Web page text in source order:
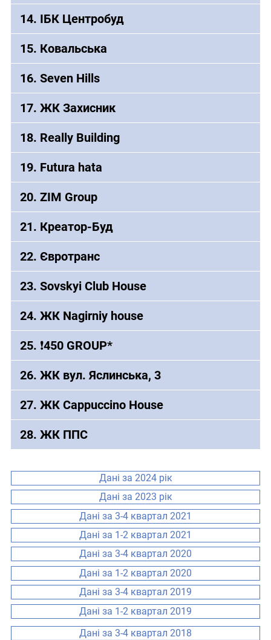
Дані за 2024 рік
Дані за 2023 рік
Дані за 3-4 квартал 2021
Дані за 1-2 квартал 2021
Дані за 3-4 квартал 2020
Дані за 1-2 квартал 2020
Дані за 3-4 квартал 2019
Дані за 1-2 квартал 2019
Дані за 3-4 квартал 2018
14. ІБК Центробуд
15. Ковальська
16. Seven Hills
17. ЖК Захисник
18. Really Building
19. Futura hata
20. ZIM Group
21. Креатор-Буд
22. Євротранс
23. Sovskyi Club House
24. ЖК Nagirniy house
25. ❗️450 GROUP*
26. ЖК вул. Яслинська, 3
27. ЖК Cappucсino House
28. ЖК ППС